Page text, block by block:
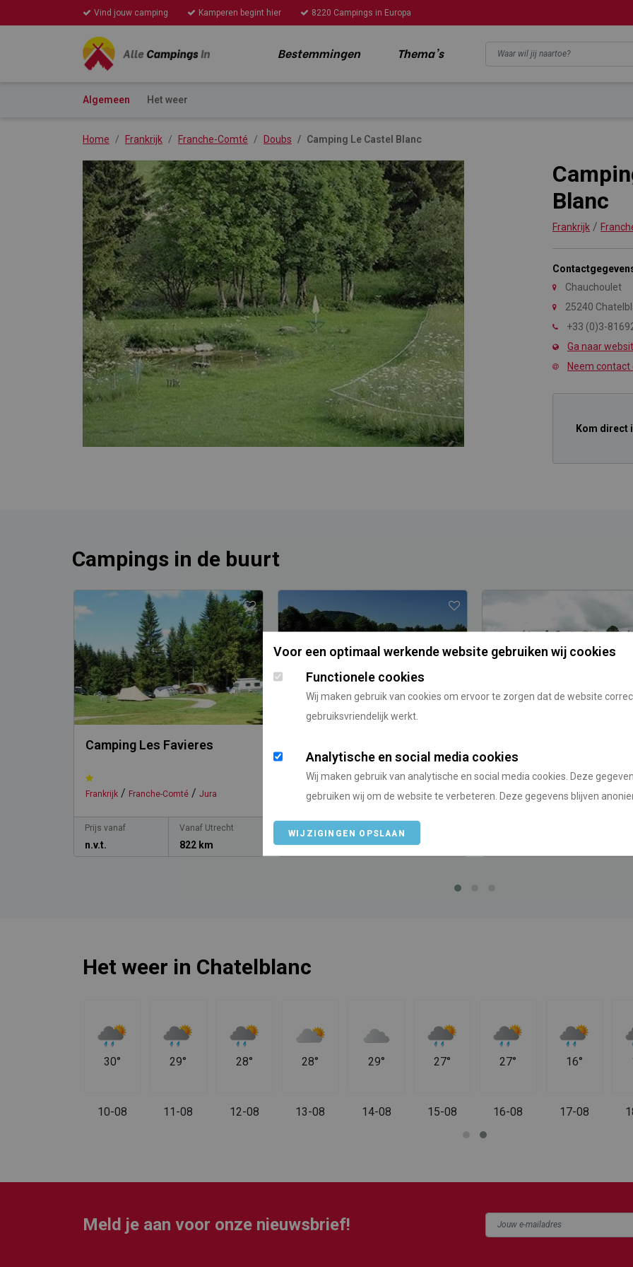
Voor een optimaal werkende website gebruiken wij cookies
Functionele cookies
Wij maken gebruik van cookies om ervoor te zorgen dat de website
gebruiksvriendelijk werkt.
Analytische en social media cookies
Wij maken gebruik van analytische en social media cookies. Deze
gebruiken wij om de website te verbeteren. Deze gegevens blijven
WIJZIGINGEN OPSLAAN
Vind jouw camping Kamperen begint hier 8220 Campings in Europa
Bestemmingen Thema's
Algemeen Het weer
Home Frankrijk Franche-Comté Doubs Camping Le Castel Blanc
Blanc
Frankrijk /
Chauchoulet
25240
+33 (0)3-
Ga naar
Neem contact
Kom direct
Campings in de buurt
Camping Les Favieres
Frankrijk / Franche-Comté / Jura
Prijs vanaf
n.v.t.
Vanaf Utrecht
822 km
Frankrijk/Franche-Comté/Jura
Prijs vanaf
n.v.t.
Vanaf Utrecht
793 km
Frankrijk/Franche-Comté/Doubs
Het weer in Chatelblanc
30°
10-08
29°
11-08
28°
12-08
28°
13-08
29°
14-08
27°
15-08
27°
16-08
16°
17-08
Meld je aan voor onze nieuwsbrief!